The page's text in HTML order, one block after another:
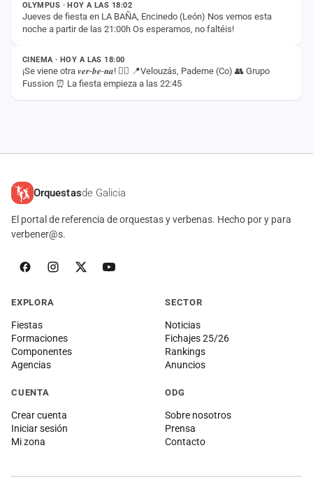
OLYMPUS · HOY A LAS 18:02
Jueves de fiesta en LA BAÑA, Encinedo (León) Nos vemos esta
noche a partir de las 21:00h Os esperamos, no faltéis!
ESTADO
CINEMA · HOY A LAS 18:00
¡Se viene otra 𝒗𝒆𝒓-𝒃𝒆-𝒏𝒂! ❤️‍🔥 📍Velouzás, Paderne (Co) 👥 Grupo
Fussion ⏰ La fiesta empieza a las 22:45
Orquestasde Galicia
El portal de referencia de orquestas y verbenas. Hecho por y para
verbener@s.
EXPLORA
Fiestas
Formaciones
Componentes
Agencias
SECTOR
Noticias
Fichajes 25/26
Rankings
Anuncios
CUENTA
Crear cuenta
Iniciar sesión
Mi zona
ODG
Sobre nosotros
Prensa
Contacto